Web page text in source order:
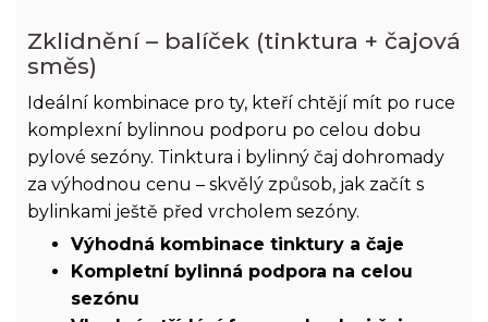
Zklidnění – balíček (tinktura + čajová
směs)
Ideální kombinace pro ty, kteří chtějí mít po ruce
komplexní bylinnou podporu po celou dobu
pylové sezóny. Tinktura i bylinný čaj dohromady
za výhodnou cenu – skvělý způsob, jak začít s
bylinkami ještě před vrcholem sezóny.
Výhodná kombinace tinktury a čaje
Kompletní bylinná podpora na celou
sezónu